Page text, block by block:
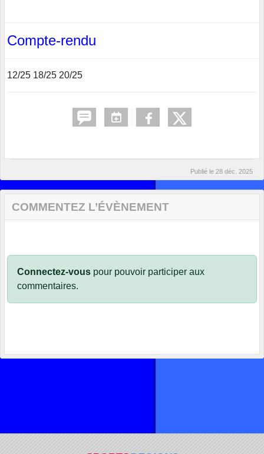
Compte-rendu
12/25 18/25 20/25
Publié le 28 déc. 2025
COMMENTEZ L’ÉVÈNEMENT
Connectez-vous pour pouvoir participer aux
commentaires.